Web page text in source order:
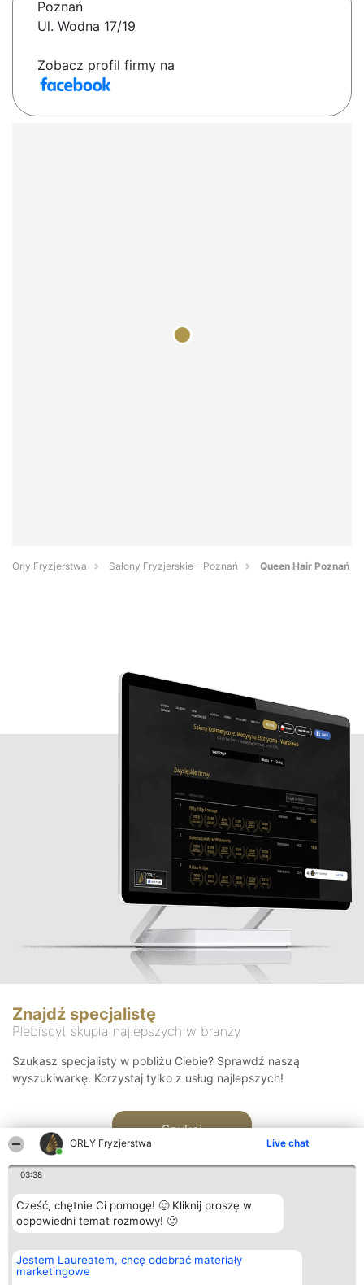
ORŁY Fryzjerstwa Live chat
03:38
Cześć, chętnie Ci pomogę! 🙂 Kliknij proszę w
odpowiedni temat rozmowy! 🙂
Jestem Laureatem, chcę odebrać materiały
marketingowe
Poznań
Ul. Wodna 17/19
Zobacz profil firmy na
Orły Fryzjerstwa Salony Fryzjerskie - Poznań Queen Hair Poznań
Znajdź specjalistę
Plebiscyt skupia najlepszych w branży
Szukasz specjalisty w pobliżu Ciebie? Sprawdź naszą
wyszukiwarkę. Korzystaj tylko z usług najlepszych!
Szukaj
Organizator plebiscytu
Bright Side Solutions sp. z o.
o. sp. k.
Plebiscyt
Laureaci
Kontakt
Kontakt